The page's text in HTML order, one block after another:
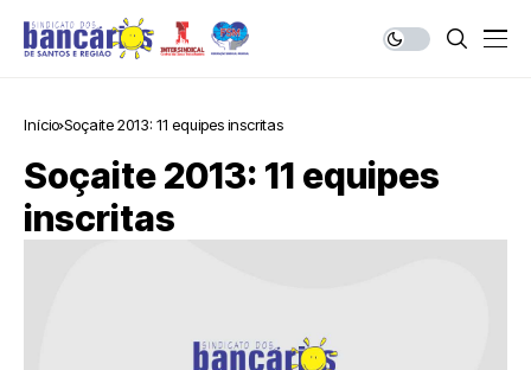
Início Soçaite 2013: 11 equipes inscritas
Soçaite 2013: 11 equipes
inscritas